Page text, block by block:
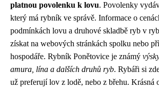
platnou povolenku k lovu. Povolenky
který má rybník ve správě. Informace o
podmínkách lovu a druhové skladbě ryb v
získat na webových stránkách spolku nebo
hospodáře. Rybník Ponětovice je známý
amura, lína a dalších druhů ryb. Rybáři si
už preferují lov z lodě, nebo z břehu. Krásná